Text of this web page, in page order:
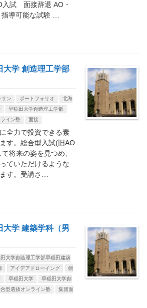
試 面接辞退 AO・
導可能な試験 …
学 創造理工学部
サン ポートフォリオ
北海
早稲田大学創造理工学部
イン塾 面接
全力で投資できる素
す。総合型入試(旧AO
将来の姿を見つめ、
ていただけるような
す。受講さ…
学 建築学科（男
大学創造理工学部早稲田建築
アイデアドローイング
個
早稲田大学
早稲田大学創
型選抜オンライン塾
集団面